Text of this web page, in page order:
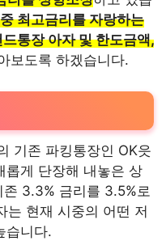
최고금리를 자랑하는
통장 아자 및 한도금액,
보도록 하겠습니다.
기존 파킹통장인 OK읏
롭게 단장해 내놓은 상
3.3% 금리를 3.5%로
는 현재 시중의 어떤 저
습니다.